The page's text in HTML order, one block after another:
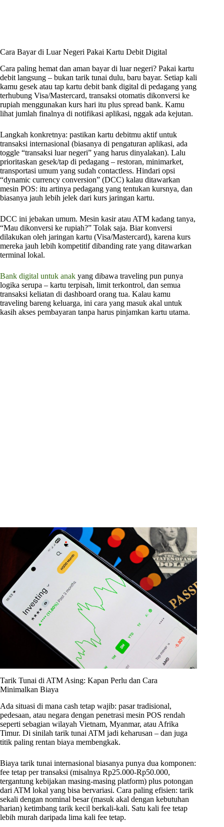
Cara Bayar di Luar Negeri Pakai Kartu Debit Digital
Cara paling hemat dan aman bayar di luar negeri? Pakai kartu
debit langsung – bukan tarik tunai dulu, baru bayar. Setiap kali
kamu gesek atau tap kartu debit bank digital di pedagang yang
terhubung Visa/Mastercard, transaksi otomatis dikonversi ke
rupiah menggunakan kurs hari itu plus spread bank. Kamu
lihat jumlah finalnya di notifikasi aplikasi, nggak ada kejutan.
Langkah konkretnya: pastikan kartu debitmu aktif untuk
transaksi internasional (biasanya di pengaturan aplikasi, ada
toggle “transaksi luar negeri” yang harus dinyalakan). Lalu
prioritaskan gesek/tap di pedagang – restoran, minimarket,
transportasi umum yang sudah contactless. Hindari opsi
“dynamic currency conversion” (DCC) kalau ditawarkan
mesin POS: itu artinya pedagang yang tentukan kursnya, dan
biasanya jauh lebih jelek dari kurs jaringan kartu.
DCC ini jebakan umum. Mesin kasir atau ATM kadang tanya,
“Mau dikonversi ke rupiah?” Tolak saja. Biar konversi
dilakukan oleh jaringan kartu (Visa/Mastercard), karena kurs
mereka jauh lebih kompetitif dibanding rate yang ditawarkan
terminal lokal.
Bank digital untuk anak yang dibawa traveling pun punya
logika serupa – kartu terpisah, limit terkontrol, dan semua
transaksi keliatan di dashboard orang tua. Kalau kamu
traveling bareng keluarga, ini cara yang masuk akal untuk
kasih akses pembayaran tanpa harus pinjamkan kartu utama.
Tarik Tunai di ATM Asing: Kapan Perlu dan Cara
Minimalkan Biaya
Ada situasi di mana cash tetap wajib: pasar tradisional,
pedesaan, atau negara dengan penetrasi mesin POS rendah
seperti sebagian wilayah Vietnam, Myanmar, atau Afrika
Timur. Di sinilah tarik tunai ATM jadi keharusan – dan juga
titik paling rentan biaya membengkak.
Biaya tarik tunai internasional biasanya punya dua komponen:
fee tetap per transaksi (misalnya Rp25.000-Rp50.000,
tergantung kebijakan masing-masing platform) plus potongan
dari ATM lokal yang bisa bervariasi. Cara paling efisien: tarik
sekali dengan nominal besar (masuk akal dengan kebutuhan
harian) ketimbang tarik kecil berkali-kali. Satu kali fee tetap
lebih murah daripada lima kali fee tetap.